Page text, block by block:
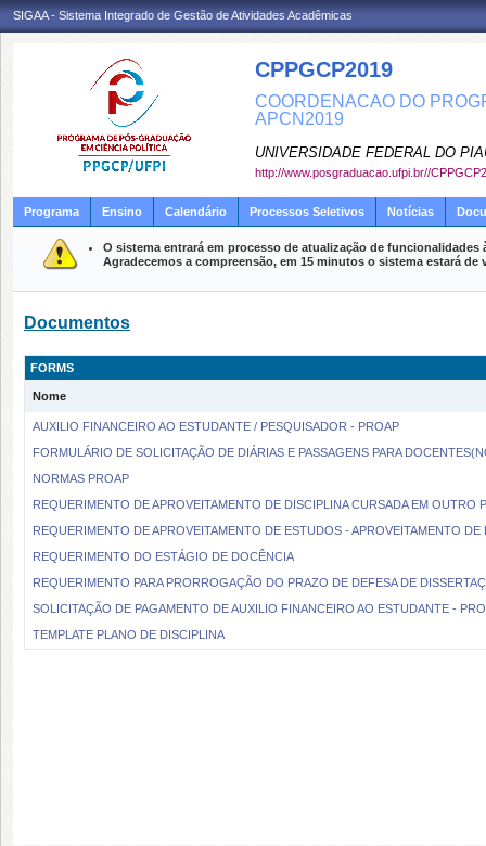
SIGAA - Sistema Integrado de Gestão de Atividades Acadêmicas
CPPGCP2019
COORDENACAO DO
APCN2019
UNIVERSIDADE FEDERAL DO
http://www.posgraduacao.ufpi.br//
Programa Ensino Calendário Processos Seletivos Notícias
O sistema entrará em processo de atualização de
Agradecemos a compreensão, em 15 minutos o sistema estará de
Documentos
FORMS
Nome
AUXILIO FINANCEIRO AO ESTUDANTE / PESQUISADOR - PROAP
FORMULÁRIO DE SOLICITAÇÃO DE DIÁRIAS E PASSAGENS PARA
NORMAS PROAP
REQUERIMENTO DE APROVEITAMENTO DE DISCIPLINA CURSADA EM OUTRO
REQUERIMENTO DE APROVEITAMENTO DE ESTUDOS - APROVEITAMENTO DE
REQUERIMENTO DO ESTÁGIO DE DOCÊNCIA
REQUERIMENTO PARA PRORROGAÇÃO DO PRAZO DE DEFESA DE
SOLICITAÇÃO DE PAGAMENTO DE AUXILIO FINANCEIRO AO ESTUDANTE -
TEMPLATE PLANO DE DISCIPLINA